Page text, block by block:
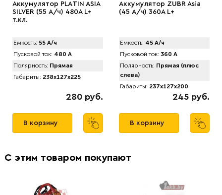
Аккумулятор PLАTIN ASIA
SILVER (55 А/ч) 480A L+
т.кл.
Емкость: 55 А/ч
Пусковой ток: 480 А
Полярность: Прямая
Габариты: 238x127x225
280 руб.
В корзину
Аккумулятор ZUBR Asia
(45 А/ч) 360A L+
Емкость: 45 А/ч
Пусковой ток: 360 А
Полярность: Прямая (плюс
слева)
Габариты: 237x127x200
245 руб.
В корзину
С этим товаром покупают